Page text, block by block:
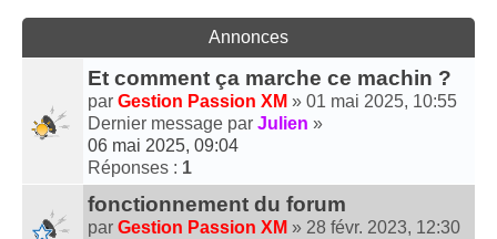
Annonces
Et comment ça marche ce machin ?
par Gestion Passion XM » 01 mai 2025, 10:55
Dernier message par Julien »
06 mai 2025, 09:04
Réponses : 1
fonctionnement du forum
par Gestion Passion XM » 28 févr. 2023, 12:30